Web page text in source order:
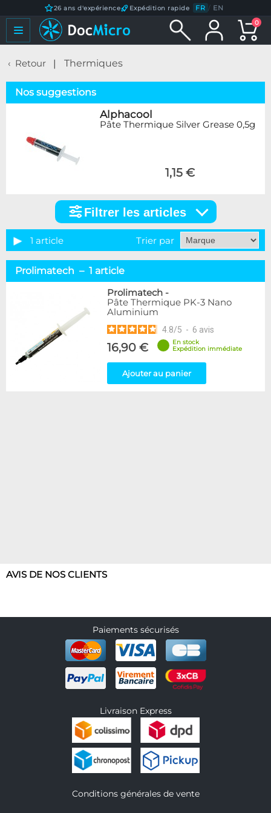
26 ans d'expérience Expédition rapide FR / EN
0
Retour Thermiques
Nos suggestions
Alphacool
Pâte Thermique Silver Grease 0,5g
1,15 €
articles
Catégorie
Pâtes Thermiques
Arctic
3
Arctic Silver
7
Cooling.fr
1
2
Filtrer les articles
1 article Trier par
Prolimatech – 1 article
Prolimatech -
Pâte Thermique PK-3 Nano
Aluminium
4.8/5 - 6 avis
16,90 €
En stock
Expédition immédiate
Ajouter au panier
AVIS DE NOS CLIENTS
Paiements sécurisés
Livraison Express
Conditions générales de vente